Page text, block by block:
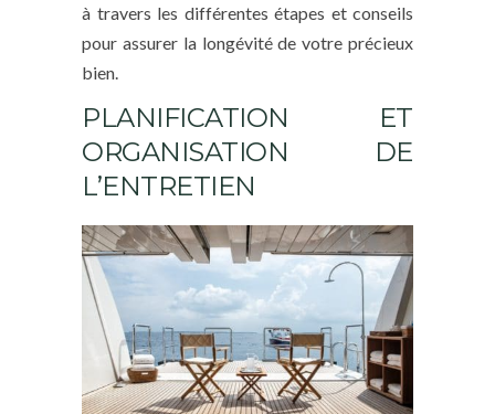
à travers les différentes étapes et conseils
pour assurer la longévité de votre précieux
bien.
PLANIFICATION ET
ORGANISATION DE
L’ENTRETIEN